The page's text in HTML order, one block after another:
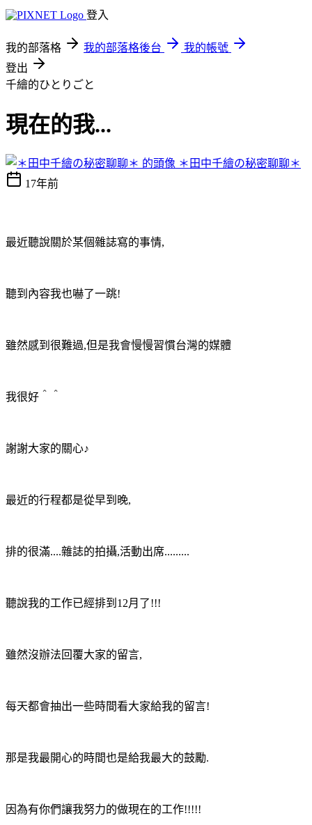
登入
我的部落格 我的部落格後台
我的帳號
登出
千繪的ひとりごと
現在的我...
＊田中千繪の秘密聊聊＊
17年前
最近聽說關於某個雜誌寫的事情,
聽到內容我也嚇了一跳!
雖然感到很難過,但是我會慢慢習慣台灣的媒體
我很好＾＾
謝謝大家的關心♪
最近的行程都是從早到晚,
排的很滿....雜誌的拍攝,活動出席.........
聽說我的工作已經排到12月了!!!
雖然沒辦法回覆大家的留言,
每天都會抽出一些時間看大家給我的留言!
那是我最開心的時間也是給我最大的鼓勵.
因為有你們讓我努力的做現在的工作!!!!!